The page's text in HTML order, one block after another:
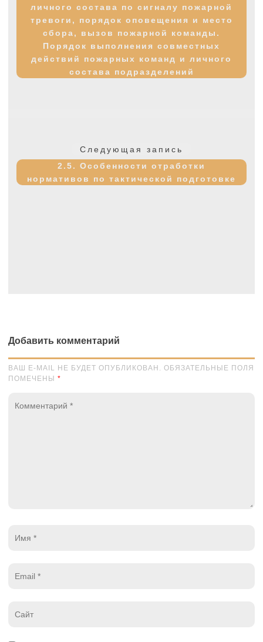
личного состава по сигналу пожарной
тревоги, порядок оповещения и место
сбора, вызов пожарной команды.
Порядок выполнения совместных
действий пожарных команд и личного
состава подразделений
Следующая запись
запись:
2.5. Особенности отработки
нормативов по тактической подготовке
Добавить комментарий
ВАШ E-MAIL НЕ БУДЕТ ОПУБЛИКОВАН. ОБЯЗАТЕЛЬНЫЕ ПОЛЯ
ПОМЕЧЕНЫ *